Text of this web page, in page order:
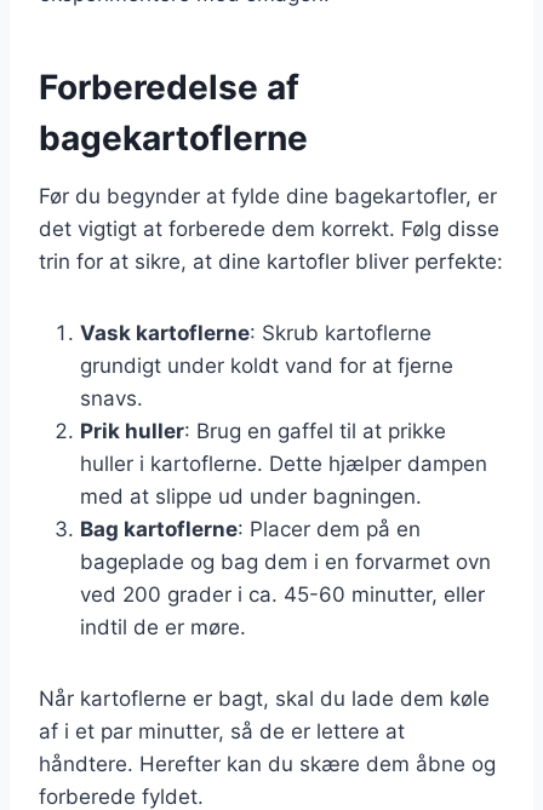
Forberedelse af
bagekartoflerne
Før du begynder at fylde dine bagekartofler, er
det vigtigt at forberede dem korrekt. Følg disse
trin for at sikre, at dine kartofler bliver perfekte:
Vask kartoflerne: Skrub kartoflerne
grundigt under koldt vand for at fjerne
snavs.
Prik huller: Brug en gaffel til at prikke
huller i kartoflerne. Dette hjælper dampen
med at slippe ud under bagningen.
Bag kartoflerne: Placer dem på en
bageplade og bag dem i en forvarmet ovn
ved 200 grader i ca. 45-60 minutter, eller
indtil de er møre.
Når kartoflerne er bagt, skal du lade dem køle
af i et par minutter, så de er lettere at
håndtere. Herefter kan du skære dem åbne og
forberede fyldet.